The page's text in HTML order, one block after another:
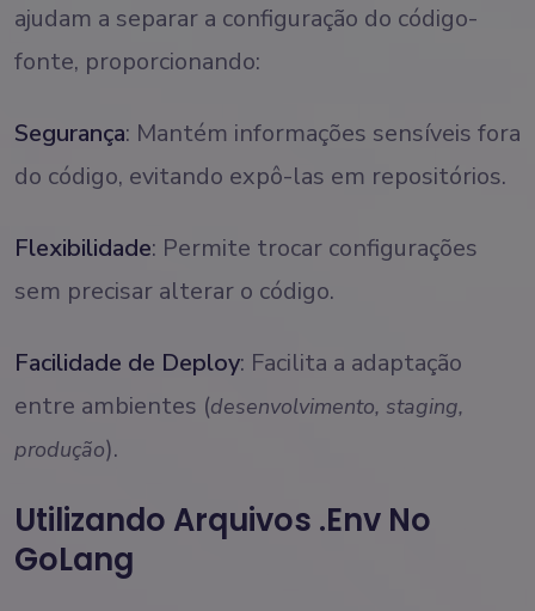
ajudam a separar a configuração do código-
fonte, proporcionando:
Segurança: Mantém informações sensíveis fora
do código, evitando expô-las em repositórios.
Flexibilidade: Permite trocar configurações
sem precisar alterar o código.
Facilidade de Deploy: Facilita a adaptação
entre ambientes (desenvolvimento, staging,
produção).
Utilizando Arquivos .env No
GoLang